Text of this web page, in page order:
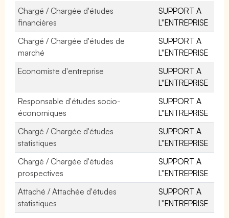
Chargé / Chargée d'études
financières
SUPPORT A
L''ENTREPRISE
Chargé / Chargée d'études de
marché
SUPPORT A
L''ENTREPRISE
Economiste d'entreprise
SUPPORT A
L''ENTREPRISE
Responsable d'études socio-
économiques
SUPPORT A
L''ENTREPRISE
Chargé / Chargée d'études
statistiques
SUPPORT A
L''ENTREPRISE
Chargé / Chargée d'études
prospectives
SUPPORT A
L''ENTREPRISE
Attaché / Attachée d'études
statistiques
SUPPORT A
L''ENTREPRISE